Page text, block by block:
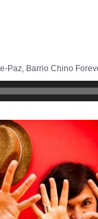
Paz, Barrio Chino